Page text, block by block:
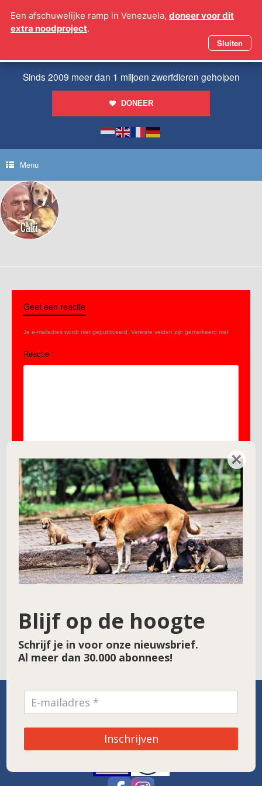
naar
Sinds 2009 meer dan 1 miljoen zwerfdieren geholpen
DONEER
Menu
Geef een reactie
Je e-mailadres wordt niet gepubliceerd. Vereiste velden zijn gemarkeerd met *
Reactie *
Naam*
E-mail*
Site
Noordwolde
Een afschuwelijke ramp in Venezuela, doneer voor dit
extra noodproject.
Sluiten
×
Blijf op de hoogte
Schrijf je in voor onze nieuwsbrief.
Al meer dan 30.000 abonnees!
Inschrijven